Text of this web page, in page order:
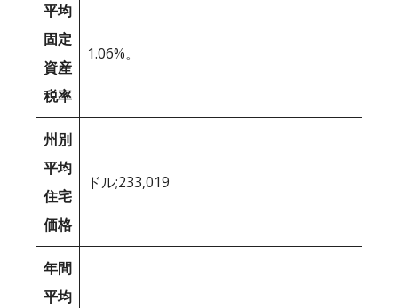
平均
固定
資産
税率
1.06%。
州別
平均
住宅
価格
ドル;233,019
年間
平均